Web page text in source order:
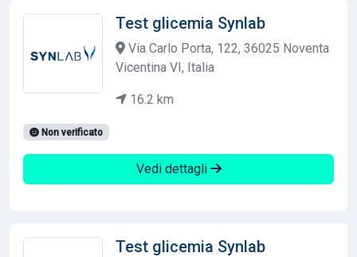
Test glicemia Synlab
Via Carlo Porta, 122, 36025 Noventa
Vicentina VI, Italia
16.2 km
Non verificato
Vedi dettagli
Test glicemia Synlab